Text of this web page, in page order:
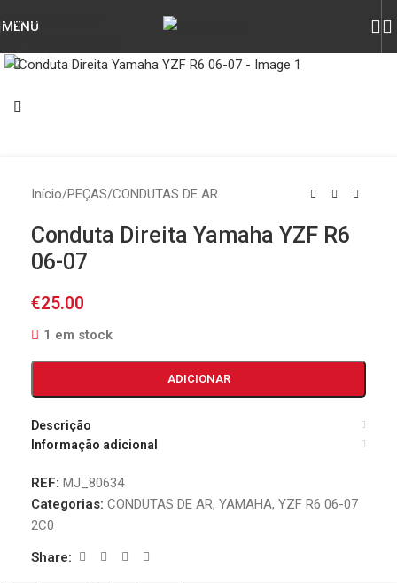
Skip to navigation
MENU
Início/PEÇAS/CONDUTAS DE AR
Conduta Direita Yamaha YZF R6
06-07
€25.00
1 em stock
ADICIONAR
Descrição
Informação adicional
REF: MJ_80634
Categorias: CONDUTAS DE AR, YAMAHA, YZF R6 06-07
2C0
Share: